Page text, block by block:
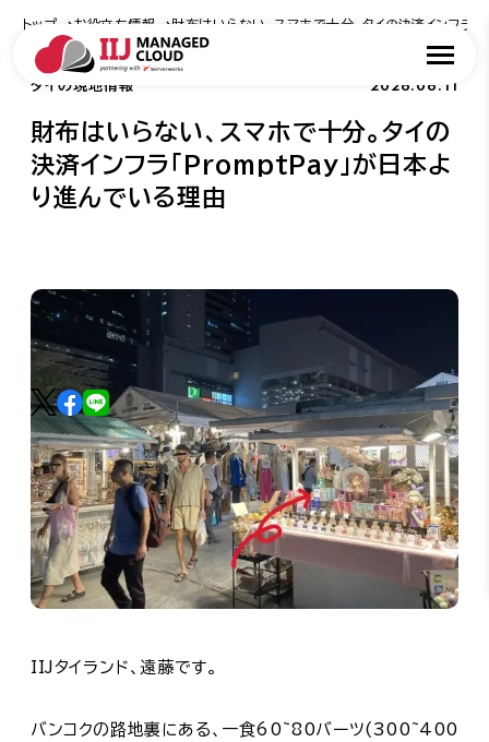
トップ お役立ち情報 財布はいらない、スマホで十分。タイの決済インフ
タイの現地情報 2026.06.11
財布はいらない、スマホで十分。タイの
決済インフラ「PromptPay」が日本よ
り進んでいる理由
IIJタイランド、遠藤です。
バンコクの路地裏にある、一食60~80バーツ(300~400